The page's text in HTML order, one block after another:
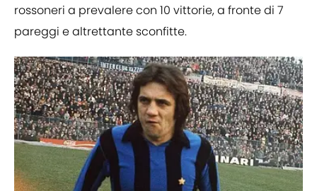
rossoneri a prevalere con 10 vittorie, a fronte di 7
pareggi e altrettante sconfitte.